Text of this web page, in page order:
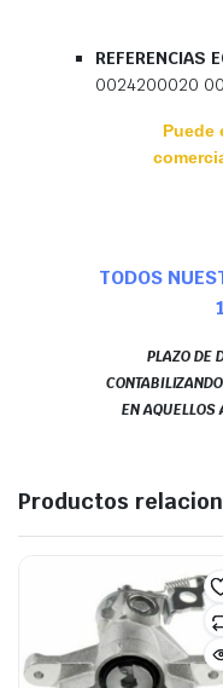
REFERENCIAS
0024200020
Puede
TODOS
PLAZO DE
EN AQUELLOS
Productos